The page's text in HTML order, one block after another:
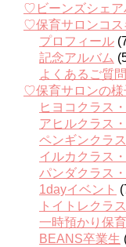
♡ビーンズシェ
♡保育サロンコス
プロフィール
記念アルバム
よくあるご質問
♡保育サロンの様
ヒヨコクラス
アヒルクラス
ペンギンクラ
イルカクラス
パンダクラス
1dayイベント
トイトレクラ
一時預かり保育
BEANS卒業生